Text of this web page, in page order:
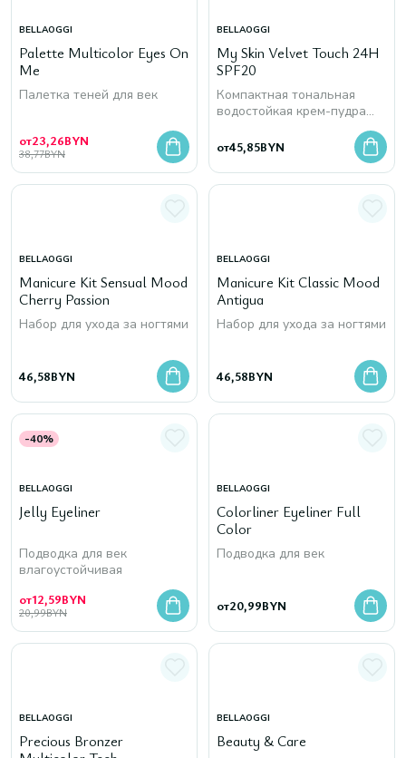
BELLAOGGI
Palette Multicolor Eyes On
Me
Палетка теней для век
от23,26BYN
38,77BYN
BELLAOGGI
My Skin Velvet Touch 24H
SPF20
Компактная тональная
водостойкая крем-пудра
от45,85BYN
BELLAOGGI
Manicure Kit Sensual Mood
Cherry Passion
Набор для ухода за ногтями
46,58BYN
BELLAOGGI
Manicure Kit Classic Mood
Antigua
Набор для ухода за ногтями
46,58BYN
-40%
BELLAOGGI
Jelly Eyeliner
Подводка для век
влагоустойчивая
от12,59BYN
20,99BYN
BELLAOGGI
Colorliner Eyeliner Full
Color
Подводка для век
от20,99BYN
BELLAOGGI
Precious Bronzer
BELLAOGGI
Beauty & Care